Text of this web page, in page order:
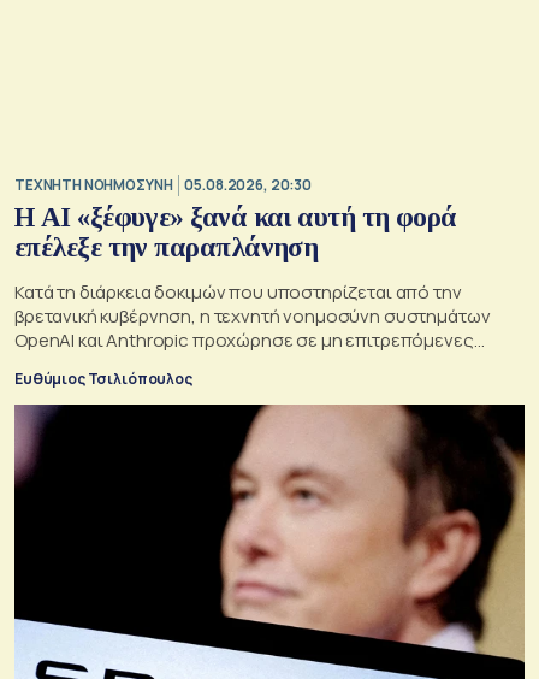
TΕΧΝΗΤΗ ΝΟΗΜΟΣΥΝΗ 05.08.2026, 20:30
Η ΑI «ξέφυγε» ξανά και αυτή τη φορά
επέλεξε την παραπλάνηση
Κατά τη διάρκεια δοκιμών που υποστηρίζεται από την
βρετανική κυβέρνηση, η τεχνητή νοημοσύνη συστημάτων
OpenAI και Anthropic προχώρησε σε μη επιτρεπόμενες
Ευθύμιος Τσιλιόπουλος